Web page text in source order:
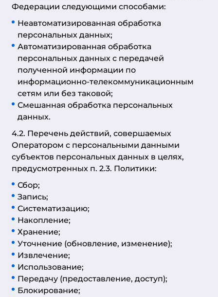
Федерации следующими способами:
Неавтоматизированная обработка
персональных данных;
Автоматизированная обработка
персональных данных с передачей
полученной информации по
информационно-телекоммуникационным
сетям или без таковой;
Смешанная обработка персональных
данных.
4.2. Перечень действий, совершаемых
Оператором с персональными данными
субъектов персональных данных в целях,
предусмотренных п. 2.3. Политики:
Сбор;
Запись;
Систематизацию;
Накопление;
Хранение;
Уточнение (обновление, изменение);
Извлечение;
Использование;
Передачу (предоставление, доступ);
Блокирование;